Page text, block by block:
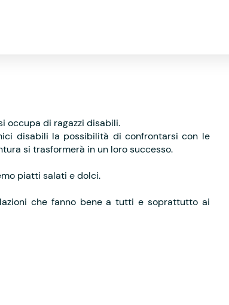
occupa di ragazzi disabili.
disabili la possibilità di confrontarsi con le
si trasformerà in un loro successo.
piatti salati e dolci.
che fanno bene a tutti e soprattutto ai